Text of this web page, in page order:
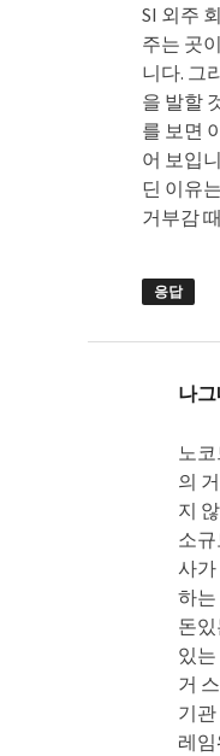
SI 외주
주는 곳
니다. 그
을 발할
를 보면
어 보입
딘 이유
거부감
응답
나그
노
의
지
소
사
하
돈
있
거
기
레